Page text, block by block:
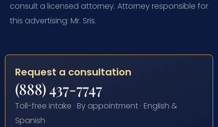
consult a licensed attorney. Attorney responsible for
this advertising: Mr. Sris.
Request a consultation
(888) 437-7747
Toll-free intake · By appointment · English &
Spanish